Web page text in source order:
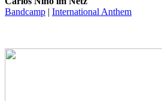
Bandcamp | International Anthem